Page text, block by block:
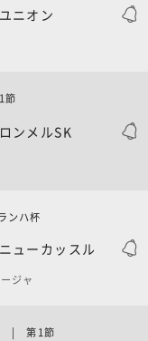
ユニオン
ロンメルSK
ニューカッスル
ハ杯
ジャ
| 第1節